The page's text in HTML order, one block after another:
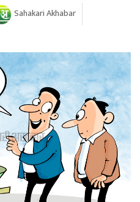
Sahakari Akhabar